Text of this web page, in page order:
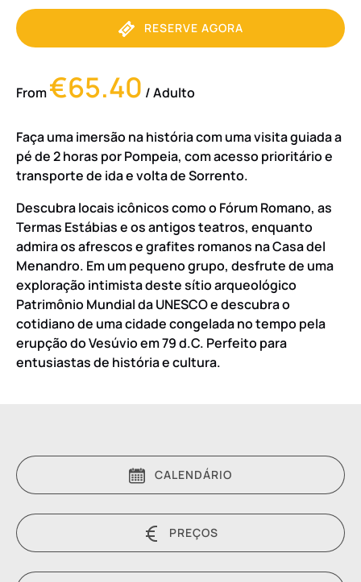
RESERVE AGORA
From€65.40 / Adulto
Faça uma imersão na história com uma visita guiada a
pé de 2 horas por Pompeia, com acesso prioritário e
transporte de ida e volta de Sorrento.
Descubra locais icônicos como o Fórum Romano, as
Termas Estábias e os antigos teatros, enquanto
admira os afrescos e grafites romanos na Casa del
Menandro. Em um pequeno grupo, desfrute de uma
exploração intimista deste sítio arqueológico
Patrimônio Mundial da UNESCO e descubra o
cotidiano de uma cidade congelada no tempo pela
erupção do Vesúvio em 79 d.C. Perfeito para
entusiastas de história e cultura.
CALENDÁRIO
PREÇOS